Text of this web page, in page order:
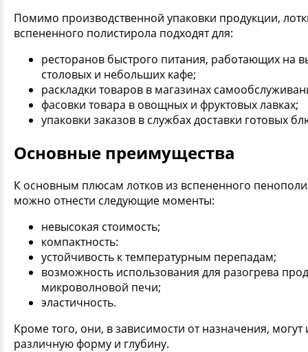
Помимо производственной упаковки продукции,
вспененного полистирола подходят для:
ресторанов быстрого питания, работающих на
столовых и небольших кафе;
раскладки товаров в магазинах
фасовки товара в овощных и фруктовых лавках;
упаковки заказов в службах доставки готовых
Основные преимущества
К основным плюсам лотков из вспененного
можно отнести следующие моменты:
невысокая стоимость;
компактность:
устойчивость к температурным перепадам;
возможность использования для разогрева
микроволновой печи;
эластичность.
Кроме того, они, в зависимости от назначения, могут
различную форму и глубину.